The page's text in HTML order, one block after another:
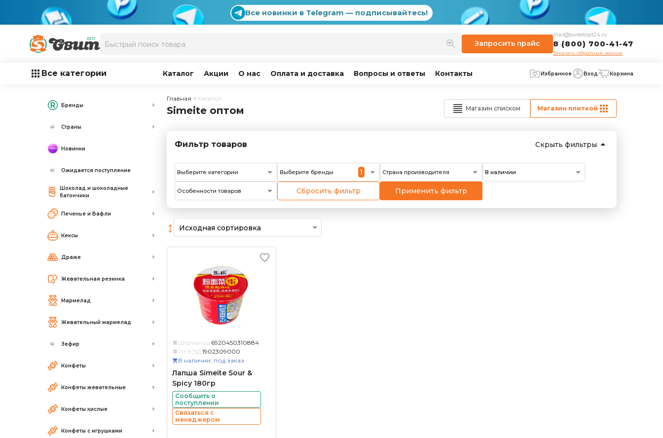
Все новинки в Telegram — подписывайтесь!
Запросить прайс
mail@sweetopt24.ru
8 (800) 700-41-47
Заказать обратный звонок
Все категории Каталог Акции О нас Оплата и доставка Вопросы и ответы Контакты Избранное Вход Корзина
Бренды
Страны
Новинки
Ожидается поступление
Шоколад и шоколадные
батончики
Печенье и Вафли
Кексы
Драже
Жевательная резинка
Мармелад
Жевательный мармелад
Зефир
Конфеты
Конфеты жевательные
Конфеты кислые
Конфеты с игрушками
Главная Каталог
Simeite оптом Магазин списком Магазин плиткой
Фильтр товаров Скрыть фильтры
Выберите категории Выберите бренды 1 Страна производителя
Особенности товаров Сбросить фильтр Применить фильтр
↕
Штрихкод: 6920450310884
ТН ВЭД: 1902309000
В наличии: под заказ
Лапша Simeite Sour &
Spicy 180гр
Сообщить о
поступлении
Связаться с
менеджером